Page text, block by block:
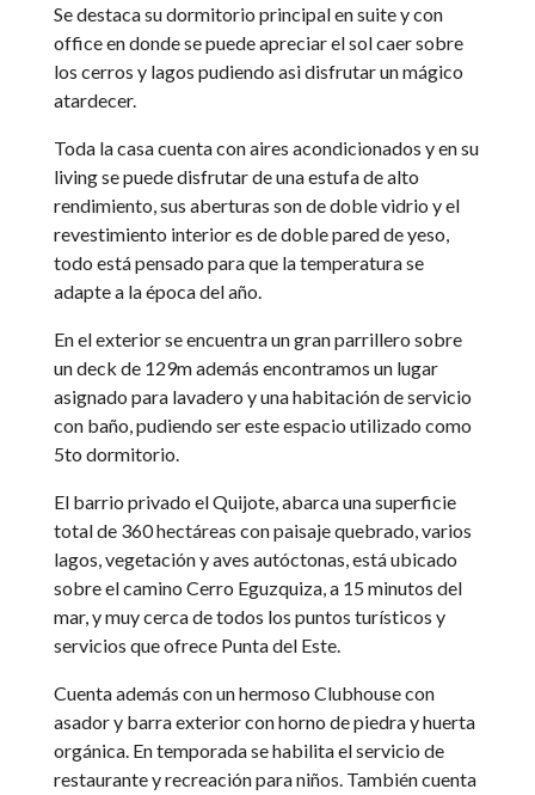
Se destaca su dormitorio principal en suite y con
office en donde se puede apreciar el sol caer sobre
los cerros y lagos pudiendo asi disfrutar un mágico
atardecer.
Toda la casa cuenta con aires acondicionados y en su
living se puede disfrutar de una estufa de alto
rendimiento, sus aberturas son de doble vidrio y el
revestimiento interior es de doble pared de yeso,
todo está pensado para que la temperatura se
adapte a la época del año.
En el exterior se encuentra un gran parrillero sobre
un deck de 129m además encontramos un lugar
asignado para lavadero y una habitación de servicio
con baño, pudiendo ser este espacio utilizado como
5to dormitorio.
El barrio privado el Quijote, abarca una superficie
total de 360 hectáreas con paisaje quebrado, varios
lagos, vegetación y aves autóctonas, está ubicado
sobre el camino Cerro Eguzquiza, a 15 minutos del
mar, y muy cerca de todos los puntos turísticos y
servicios que ofrece Punta del Este.
Cuenta además con un hermoso Clubhouse con
asador y barra exterior con horno de piedra y huerta
orgánica. En temporada se habilita el servicio de
restaurante y recreación para niños. También cuenta